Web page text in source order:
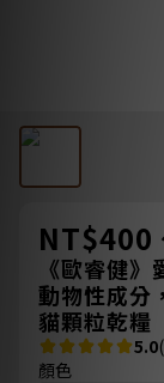
NT$400
《歐睿健
動物性成分
貓顆粒乾糧
5.0(
顏色